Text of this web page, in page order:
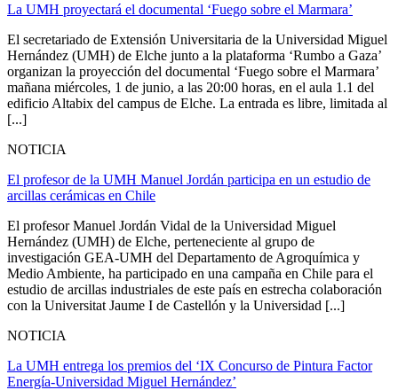
La UMH proyectará el documental ‘Fuego sobre el Marmara’
El secretariado de Extensión Universitaria de la Universidad Miguel
Hernández (UMH) de Elche junto a la plataforma ‘Rumbo a Gaza’
organizan la proyección del documental ‘Fuego sobre el Marmara’
mañana miércoles, 1 de junio, a las 20:00 horas, en el aula 1.1 del
edificio Altabix del campus de Elche. La entrada es libre, limitada al
[...]
NOTICIA
El profesor de la UMH Manuel Jordán participa en un estudio de
arcillas cerámicas en Chile
El profesor Manuel Jordán Vidal de la Universidad Miguel
Hernández (UMH) de Elche, perteneciente al grupo de
investigación GEA-UMH del Departamento de Agroquímica y
Medio Ambiente, ha participado en una campaña en Chile para el
estudio de arcillas industriales de este país en estrecha colaboración
con la Universitat Jaume I de Castellón y la Universidad [...]
NOTICIA
La UMH entrega los premios del ‘IX Concurso de Pintura Factor
Energía-Universidad Miguel Hernández’